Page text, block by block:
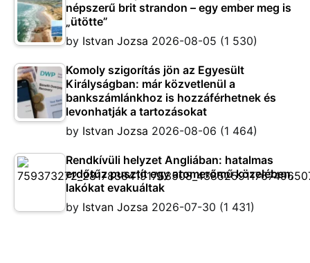
népszerű brit strandon – egy ember meg is
„ütötte”
by Istvan Jozsa 2026-08-05 (1 530)
Komoly szigorítás jön az Egyesült
Királyságban: már közvetlenül a
bankszámlánkhoz is hozzáférhetnek és
levonhatják a tartozásokat
by Istvan Jozsa 2026-08-06 (1 464)
Rendkívüli helyzet Angliában: hatalmas
erdőtűz pusztít egy atomerőmű közelében,
lakókat evakuáltak
by Istvan Jozsa 2026-07-30 (1 431)